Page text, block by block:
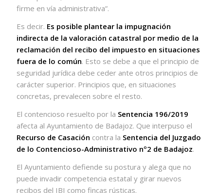
firme en vía administrativa”.
Es decir. Es posible plantear la impugnación
indirecta de la valoración catastral por medio de la
reclamación del recibo del impuesto en situaciones
fuera de lo común. Esto se debe a que el principio de
seguridad jurídica debe ceder ante otros principios de
carácter superior. Principios que, en situaciones
concretas, prevalecen sobre el resto.
El contencioso resuelto por la Sentencia 196/2019
afecta al Ayuntamiento de Badajoz. Que interpuso el
Recurso de Casación contra la Sentencia del Juzgado
de lo Contencioso-Administrativo nº2 de Badajoz.
El Ayuntamiento defiende su postura y alega que no
puede invadir competencia estatal y girar nuevos
recibos del IBI como fincas rústicas.